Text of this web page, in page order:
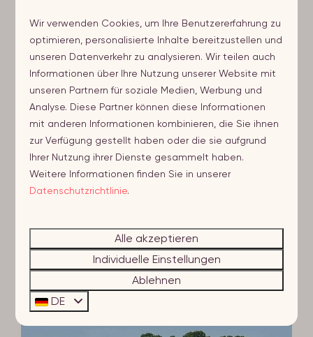
Wir verwenden Cookies, um Ihre Benutzererfahrung zu
optimieren, personalisierte Inhalte bereitzustellen und
unseren Datenverkehr zu analysieren. Wir teilen auch
Informationen über Ihre Nutzung unserer Website mit
unseren Partnern für soziale Medien, Werbung und
Analyse. Diese Partner können diese Informationen
mit anderen Informationen kombinieren, die Sie ihnen
zur Verfügung gestellt haben oder die sie aufgrund
Ihrer Nutzung ihrer Dienste gesammelt haben.
Weitere Informationen finden Sie in unserer
Datenschutzrichtlinie.
Alle akzeptieren
Individuelle Einstellungen
Ablehnen
DE